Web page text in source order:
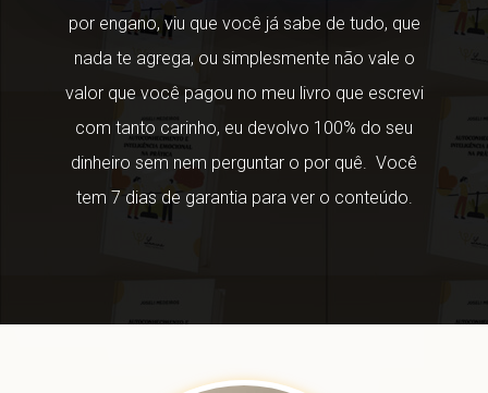
por engano, viu que você já sabe de tudo, que
nada te agrega, ou simplesmente não vale o
valor que você pagou no meu livro que escrevi
com tanto carinho, eu devolvo 100% do seu
dinheiro sem nem perguntar o por quê. Você
tem 7 dias de garantia para ver o conteúdo.